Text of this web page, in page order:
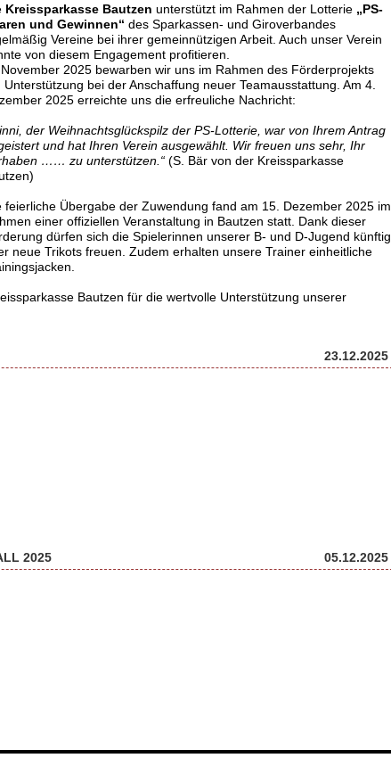
Kreissparkasse Bautzen unterstützt im Rahmen der Lotterie „PS-
und Gewinnen“ des Sparkassen- und Giroverbandes
Vereine bei ihrer gemeinnützigen Arbeit. Auch unser Verein
von diesem Engagement profitieren.
2025 bewarben wir uns im Rahmen des Förderprojekts
Unterstützung bei der Anschaffung neuer Teamausstattung. Am 4.
2025 erreichte uns die erfreuliche Nachricht:
der Weihnachtsglückspilz der PS-Lotterie, war von Ihrem Antrag
und hat Ihren Verein ausgewählt. Wir freuen uns sehr, Ihr
…… zu unterstützen.“ (S. Bär von der Kreissparkasse
feierliche Übergabe der Zuwendung fand am 15. Dezember 2025 im
einer offiziellen Veranstaltung in Bautzen statt. Dank dieser
dürfen sich die Spielerinnen unserer B- und D-Jugend künftig
neue Trikots freuen. Zudem erhalten unsere Trainer einheitliche
Bautzen für die wertvolle Unterstützung unserer
23.12.2025
2025 05.12.2025